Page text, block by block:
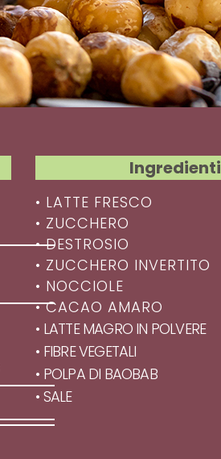
Ingredienti
• LATTE FRESCO
• ZUCCHERO
• DESTROSIO
• ZUCCHERO INVERTITO
• NOCCIOLE
• CACAO AMARO
• LATTE MAGRO IN POLVERE
• FIBRE VEGETALI
• POLPA DI BAOBAB
• SALE